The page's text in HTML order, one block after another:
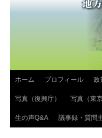
コ
ン
テ
ホーム プロフィール 政
写真（復興庁） 写真（東京
生の声Q&A 議事録・質問